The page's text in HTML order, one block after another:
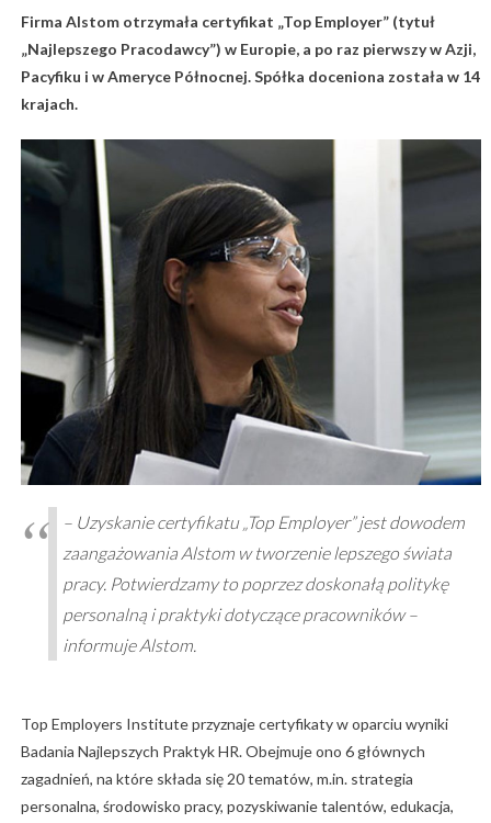
Firma Alstom otrzymała certyfikat „Top Employer” (tytuł
„Najlepszego Pracodawcy”) w Europie, a po raz pierwszy w Azji,
Pacyfiku i w Ameryce Północnej. Spółka doceniona została w 14
krajach.
– Uzyskanie certyfikatu „Top Employer” jest dowodem
zaangażowania Alstom w tworzenie lepszego świata
pracy. Potwierdzamy to poprzez doskonałą politykę
personalną i praktyki dotyczące pracowników –
informuje Alstom.
Top Employers Institute przyznaje certyfikaty w oparciu wyniki
Badania Najlepszych Praktyk HR. Obejmuje ono 6 głównych
zagadnień, na które składa się 20 tematów, m.in. strategia
personalna, środowisko pracy, pozyskiwanie talentów, edukacja,